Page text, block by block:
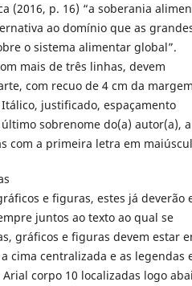
(2016, p. 16) “a soberania
ao domínio que as
o sistema alimentar global”.
mais de três linhas, devem
com recuo de 4 cm da
justificado, espaçamento
sobrenome do(a) autor(a),
com a primeira letra em
e figuras, estes já deverão
juntos ao texto ao qual se
gráficos e figuras devem estar
cima centralizada e as legendas
corpo 10 localizadas logo